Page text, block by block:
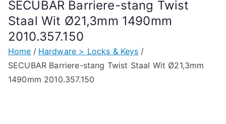
SECUBAR Barriere-stang Twist
Staal Wit Ø21,3mm 1490mm
2010.357.150
Home
Hardware > Locks & Keys
SECUBAR Barriere-stang Twist Staal Wit Ø21,3mm
1490mm 2010.357.150